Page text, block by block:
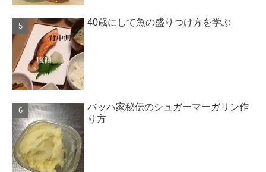
40歳にして魚の盛りつけ方を学ぶ
バッハ家秘伝のシュガーマーガリン作
り方